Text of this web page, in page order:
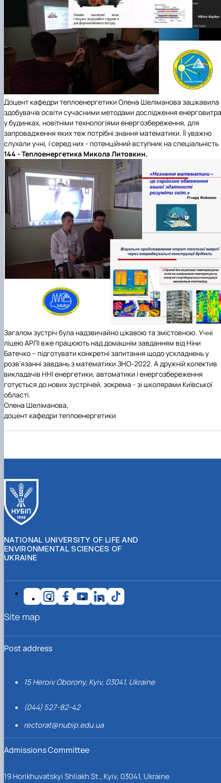
Доцент кафедри теплоенергетики Олена Шеліманова зацікавила
здобувачів освіти сучасними методами дослідження
у будинках, новітніми технологіями енергозбереження, для
запровадження яких теж потрібні знання математики. Її уважно
слухали учні, і серед них - потенційний вступник на спеціальність
144 - Теплоенергетика Микола Литовкин.
Загалом зустріч була надзвичайно цікавою та змістовною. Учні
ліцею АРЛІ вже працюють над домашнім завданням від Ніни
Батечко– підготувати конкретні запитання щодо ускладнень у
розв’язанні завдань з математики ЗНО-2022. А дружній колектив
викладачів ННІ енергетики, автоматики і енергозбереження
готується до нових зустрічей, зокрема - зі школярами Київської
області.
Олена Шеліманова,
доцент кафедри теплоенергетики
NATIONAL UNIVERSITY OF LIFE AND
ENVIRONMENTAL SCIENCES OF
UKRAINE
Post address
15 Heroiv Oborony, Kyiv, 03041, Ukraine
(044) 527-82-42
rectorat@nubip.edu.ua
Admissions Committee
19 Horikhuvatskyi Shliakh St., Kyiv, 03041, Ukraine
Site map